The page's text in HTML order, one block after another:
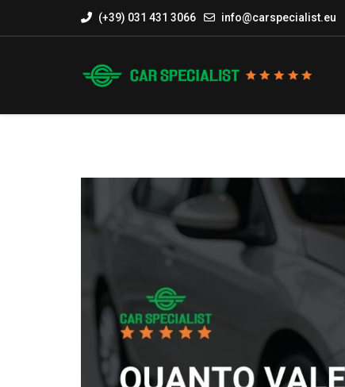
(+39) 031 431 3066 info@carspecialist.eu